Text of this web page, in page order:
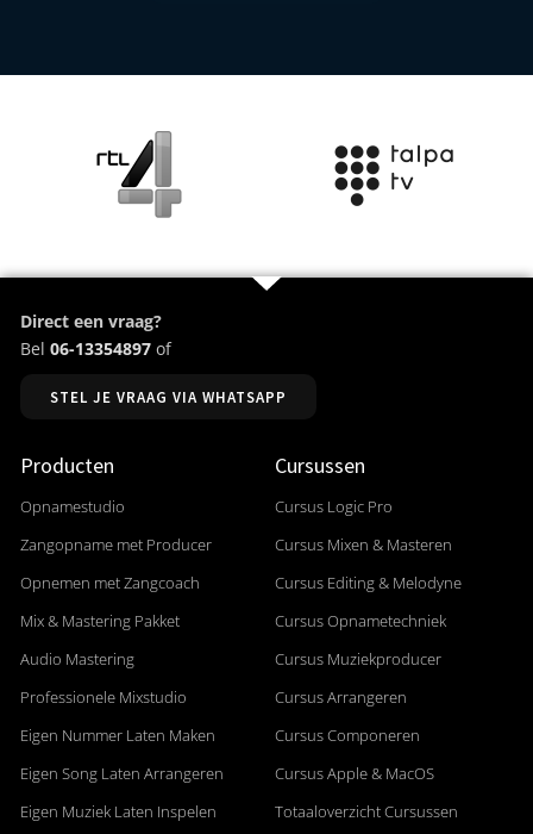
Direct een vraag?
Bel 06-13354897 of
STEL JE VRAAG VIA WHATSAPP
Producten
Opnamestudio
Zangopname met Producer
Opnemen met Zangcoach
Mix & Mastering Pakket
Audio Mastering
Professionele Mixstudio
Eigen Nummer Laten Maken
Eigen Song Laten Arrangeren
Eigen Muziek Laten Inspelen
Cursussen
Cursus Logic Pro
Cursus Mixen & Masteren
Cursus Editing & Melodyne
Cursus Opnametechniek
Cursus Muziekproducer
Cursus Arrangeren
Cursus Componeren
Cursus Apple & MacOS
Totaaloverzicht Cursussen